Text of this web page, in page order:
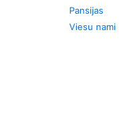
Pansijas
Viesu nami